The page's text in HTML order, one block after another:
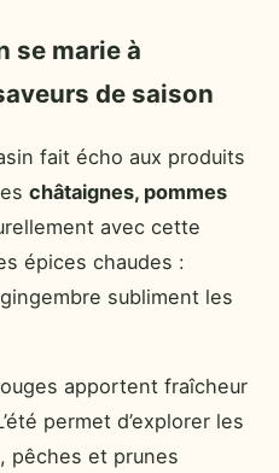
se marie à
de saison
fait écho aux produits
châtaignes, pommes
avec cette
épices chaudes :
subliment les
apportent fraîcheur
permet d’explorer les
pêches et prunes